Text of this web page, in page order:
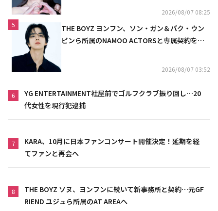
2026/08/07 08:25
5
THE BOYZ ヨンフン、ソン・ガン＆パク・ウン
ビンら所属のNAMOO ACTORSと専属契約を締
2026/08/07 03:52
6
YG ENTERTAINMENT社屋前でゴルフクラブ振り回し…20
代女性を現行犯逮捕
7
KARA、10月に日本ファンコンサート開催決定！延期を経
てファンと再会へ
8
THE BOYZ ソヌ、ヨンフンに続いて新事務所と契約…元GF
RIEND ユジュら所属のAT AREAへ